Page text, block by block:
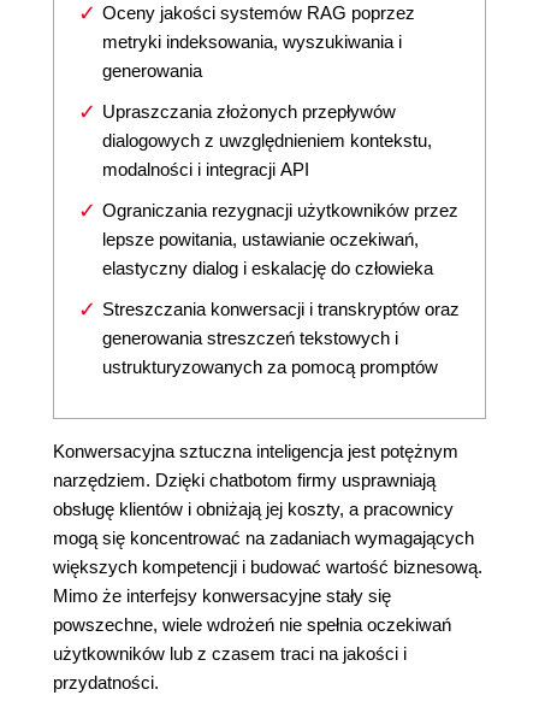
Oceny jakości systemów RAG poprzez
metryki indeksowania, wyszukiwania i
generowania
Upraszczania złożonych przepływów
dialogowych z uwzględnieniem kontekstu,
modalności i integracji API
Ograniczania rezygnacji użytkowników przez
lepsze powitania, ustawianie oczekiwań,
elastyczny dialog i eskalację do człowieka
Streszczania konwersacji i transkryptów oraz
generowania streszczeń tekstowych i
ustrukturyzowanych za pomocą promptów
Konwersacyjna sztuczna inteligencja jest potężnym
narzędziem. Dzięki chatbotom firmy usprawniają
obsługę klientów i obniżają jej koszty, a pracownicy
mogą się koncentrować na zadaniach wymagających
większych kompetencji i budować wartość biznesową.
Mimo że interfejsy konwersacyjne stały się
powszechne, wiele wdrożeń nie spełnia oczekiwań
użytkowników lub z czasem traci na jakości i
przydatności.